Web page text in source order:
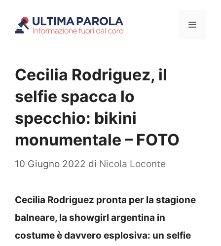
Menu
Cecilia Rodriguez, il
selfie spacca lo
specchio: bikini
monumentale – FOTO
10 Giugno 2022 di Nicola Loconte
Cecilia Rodriguez pronta per la stagione
balneare, la showgirl argentina in
costume è davvero esplosiva: un selfie